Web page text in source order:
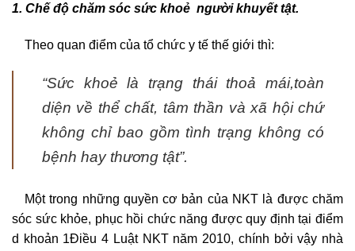
1. Chế độ chăm sóc sức khoẻ người khuyết tật.
Theo quan điểm của tổ chức y tế thế giới thì:
“Sức khoẻ là trạng thái thoả mái,toàn
diện về thể chất, tâm thần và xã hội chứ
không chỉ bao gồm tình trạng không có
bệnh hay thương tật”.
Một trong những quyền cơ bản của NKT là được chăm
sóc sức khỏe, phục hồi chức năng được quy định tại điểm
d khoản 1Điều 4 Luật NKT năm 2010, chính bởi vậy nhà